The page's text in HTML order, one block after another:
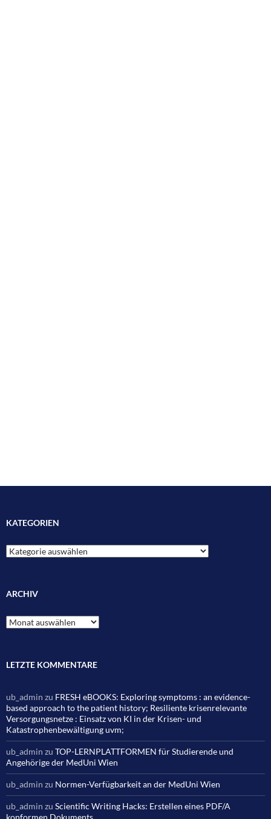
KATEGORIEN
Kategorien
ARCHIV
Archiv
LETZTE KOMMENTARE
ub_admin zu FRESH eBOOKS: Exploring symptoms : an evidence-
based approach to the patient history; Resiliente krisenrelevante
Versorgungsnetze : Einsatz von KI in der Krisen- und
Katastrophenbewältigung uvm;
ub_admin zu TOP-LERNPLATTFORMEN für Studierende und
Angehörige der MedUni Wien
ub_admin zu Normen-Verfügbarkeit an der MedUni Wien
ub_admin zu Scientific Writing Hacks: Erstellen eines PDF/A